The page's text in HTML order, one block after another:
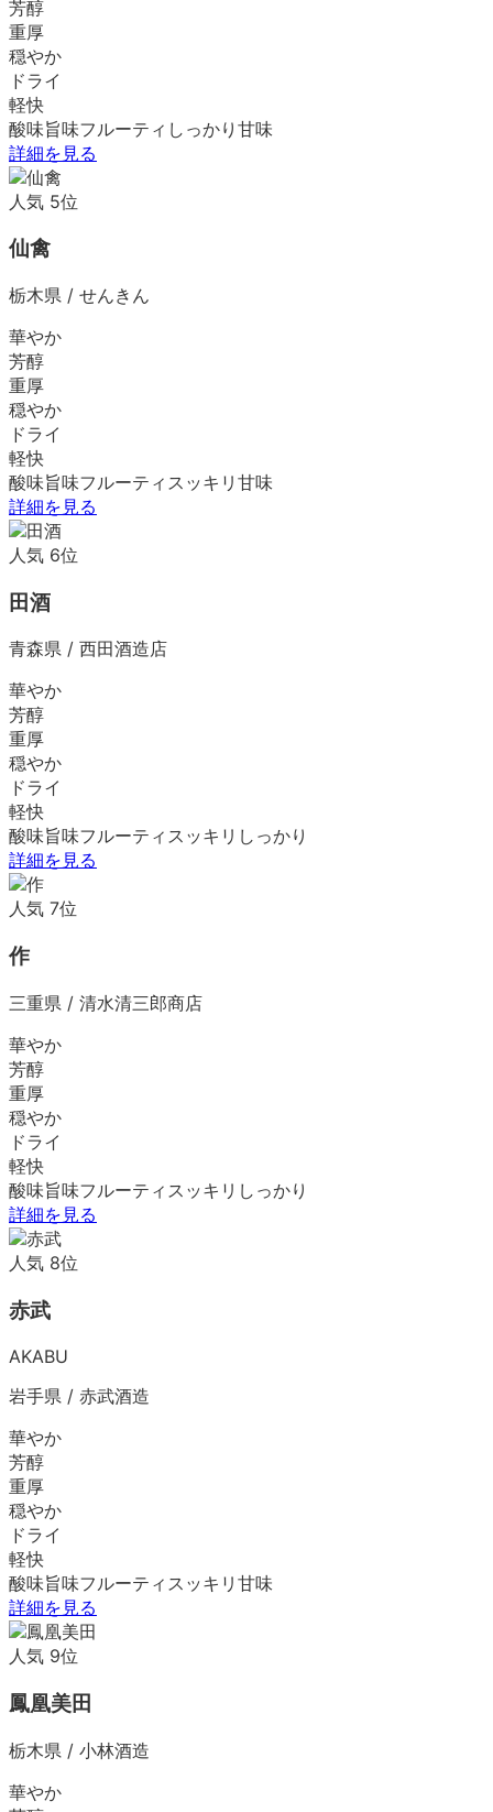
芳醇
重厚
穏やか
ドライ
軽快
酸味旨味フルーティ しっかり 甘味
詳細を見る
人気 5位
仙禽
栃木県 / せんきん
華やか
芳醇
重厚
穏やか
ドライ
軽快
酸味旨味フルーティ スッキリ 甘味
詳細を見る
人気 6位
田酒
青森県 / 西田酒造店
華やか
芳醇
重厚
穏やか
ドライ
軽快
酸味旨味フルーティ スッキリ しっかり
詳細を見る
人気 7位
作
三重県 / 清水清三郎商店
華やか
芳醇
重厚
穏やか
ドライ
軽快
酸味旨味フルーティ スッキリ しっかり
詳細を見る
人気 8位
赤武
AKABU
岩手県 / 赤武酒造
華やか
芳醇
重厚
穏やか
ドライ
軽快
酸味旨味フルーティ スッキリ 甘味
詳細を見る
人気 9位
鳳凰美田
栃木県 / 小林酒造
華やか